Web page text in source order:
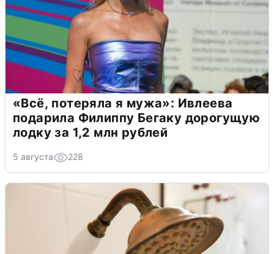
«Всё, потеряла я мужа»: Ивлеева
подарила Филиппу Бегаку дорогущую
лодку за 1,2 млн рублей
5 августа 228